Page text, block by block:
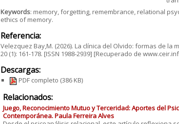
Keywords: memory, forgetting, remembrance, relational
ethics of memory.
Referencia:
Velezquez Bay,M. (2026). La clínica del Olvido: formas de
20 (1): 161-178. [ISSN 1988-2939] [Recuperado de
Descargas:
PDF completo (386 KB)
Relacionados:
Juego, Reconocimiento Mutuo y Terceridad: Aportes del
Contemporánea. Paula Ferreira Alves